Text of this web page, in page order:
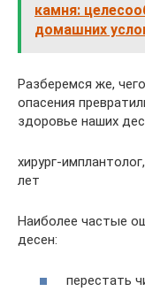
камня:
домашних
Разберемся же,
опасения
здоровье наших
хирург-
лет
Наиболее частые
десен:
перестать